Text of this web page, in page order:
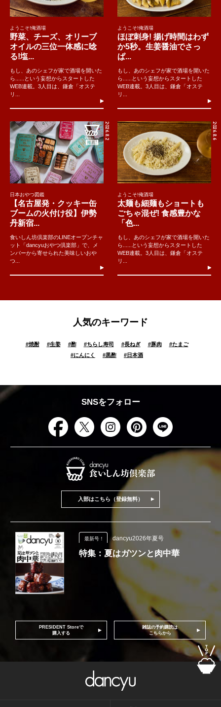
ようこそ!俺酒場
野菜、チーズ、オリーブ
オイルの三位一体感に唸
る!塩...
もし、あのシェフが家で酒場を開いた
ら......という妄想からスタートした
WEB連載。3人目は、鎌倉「オステ
リ...
ようこそ!俺酒場
ほぼ刺身! 揚げ時間はわず
か5秒。生姜醤油でさっ
ぱ...
もし、あのシェフが家で酒場を開いた
ら......という妄想からスタートした
WEB連載。3人目は、鎌倉「オステ
リ...
2026.8.2
日本おやつ図鑑
【名古屋発・クッキー缶
ブームの火付け役】伊勢
丹新宿...
食いしん坊倶楽部のLINEオープンチャ
ット「dancyuおやつ倶楽部」で、メ
ンバーから寄せられた美味しいおや
つ...
2026.8.6
ようこそ!俺酒場
太麺も細麺もショートも
ごちゃ混ぜ! 食感豊かな
「色...
もし、あのシェフが家で酒場を開いた
ら......という妄想からスタートした
WEB連載。3人目は、鎌倉「オステ
リ...
人気のキーワード
#焼酎 #生姜 #酢 #ちらし寿司 #長ねぎ #豚肉 #たまご
#にんにく #黒酢 #日本酒
SNSをフォロー
入部はこちら（登録無料）
最新号！ dancyu2026年夏号
特集：夏はガツンと肉中華
PRESIDENT Storeで
購入する
雑誌の予約購読は
こちらから